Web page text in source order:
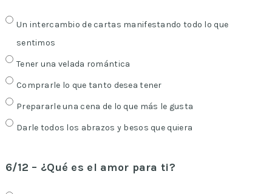
Un intercambio de cartas manifestando todo lo que
sentimos
Tener una velada romántica
Comprarle lo que tanto desea tener
Prepararle una cena de lo que más le gusta
Darle todos los abrazos y besos que quiera
6/12 – ¿Qué es el amor para ti?